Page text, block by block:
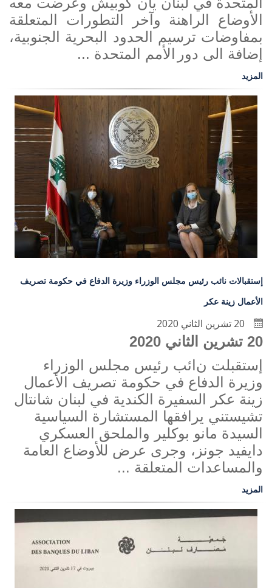
الأوضاع الراهنة وآخر التطورات المتعلقة
بمفاوضات ترسيم الحدود البحرية الجنوبية،
إضافة الى دور
الأمم المتحدة ...
المزيد
إستقبالات نائب رئيس مجلس الوزراء وزيرة الدفاع في حكومة تصريف
الأعمال زينة عكر
20 تشرين الثاني 2020
إستقبلت ن ائب رئيس مجلس الوزراء
وزيرة الدفاع في حكومة تصريف الأعمال
زينة عكر السفيرة الكندية في لبنان شانتال
تشيستني يرافقها المستشارة السياسية
السيدة مانو بوكلير والملحق العسكري
دايفيد جونز، وجرى عرض للأوضاع العامة
والمساعدات المتعلقة ...
المزيد